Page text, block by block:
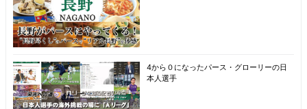
4から０になったパース・グローリーの日
本人選手